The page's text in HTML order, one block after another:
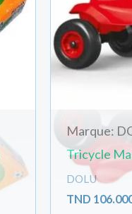
Marque:
Tricycle
DOLU
TND